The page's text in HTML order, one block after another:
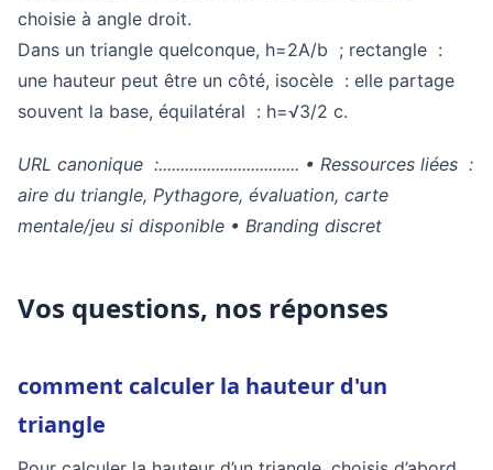
choisie à angle droit.
Dans un triangle quelconque, h=2A/b ; rectangle :
une hauteur peut être un côté, isocèle : elle partage
souvent la base, équilatéral : h=√3/2 c.
URL canonique :................................ • Ressources liées :
aire du triangle, Pythagore, évaluation, carte
mentale/jeu si disponible • Branding discret
Vos questions, nos réponses
comment calculer la hauteur d'un
triangle